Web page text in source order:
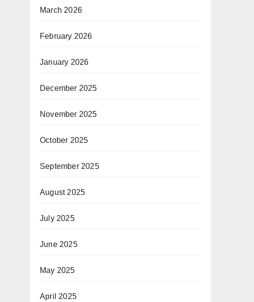
March 2026
February 2026
January 2026
December 2025
November 2025
October 2025
September 2025
August 2025
July 2025
June 2025
May 2025
April 2025